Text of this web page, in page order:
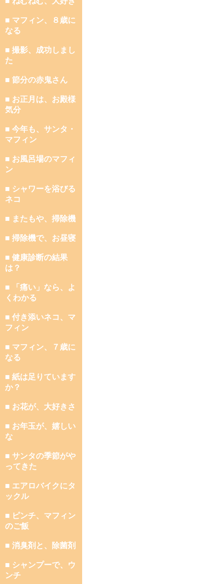
■ マフィン、８歳に
なる
■ 撮影、成功しまし
た
■ 節分の赤鬼さん
■ お正月は、お殿様
気分
■ 今年も、サンタ・
マフィン
■ お風呂場のマフィ
ン
■ シャワーを浴びる
ネコ
■ またもや、掃除機
■ 掃除機で、お昼寝
■ 健康診断の結果
は？
■ 「痛い」なら、よ
くわかる
■ 付き添いネコ、マ
フィン
■ マフィン、７歳に
なる
■ 紙は足りています
か？
■ お花が、大好きさ
■ お年玉が、嬉しい
な
■ サンタの季節がや
ってきた
■ エアロバイクにタ
ックル
■ ピンチ、マフィン
のご飯
■ 消臭剤と、除菌剤
■ シャンプーで、ウ
ンチ